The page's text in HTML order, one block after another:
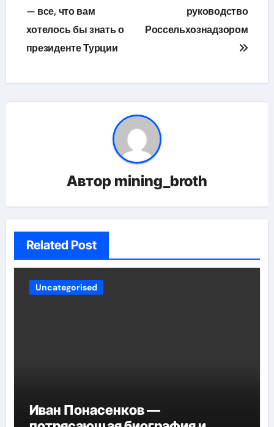
— все, что вам
хотелось бы знать о
президенте Турции
руководство
Россельхознадзором
Автор mining_broth
Related Post
Uncategorised
Иван Понасенков —